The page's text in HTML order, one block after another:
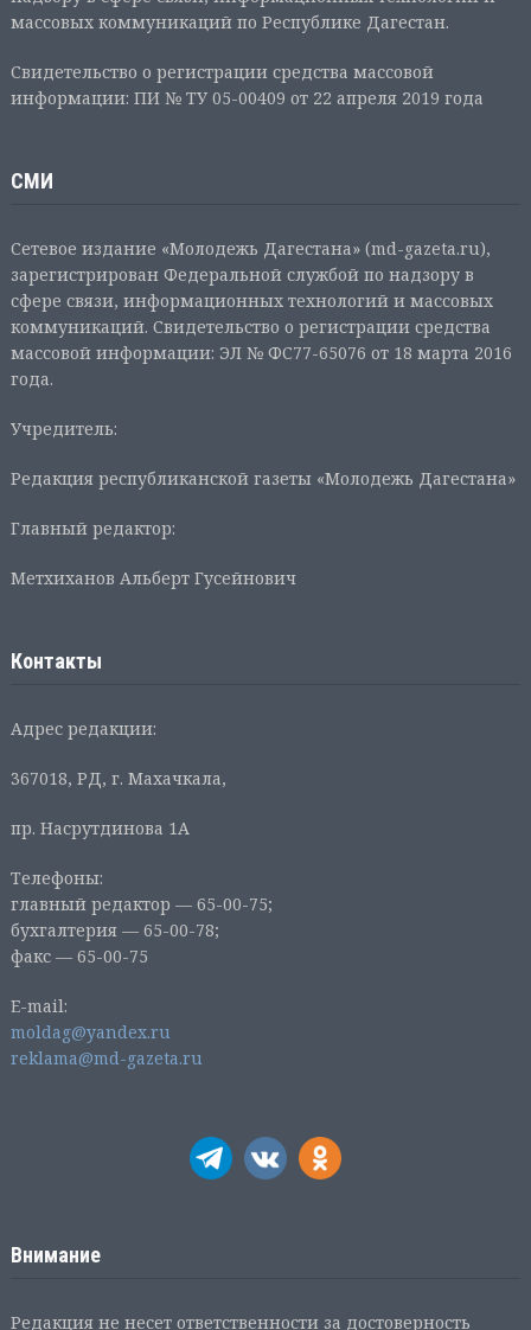
массовых коммуникаций по Республике Дагестан.
Свидетельство о регистрации средства массовой
информации: ПИ № ТУ 05-00409 от 22 апреля 2019 года
СМИ
Сетевое издание «Молодежь Дагестана» (md-gazeta.ru),
зарегистрирован Федеральной службой по надзору в
сфере связи, информационных технологий и массовых
коммуникаций. Свидетельство о регистрации средства
массовой информации: ЭЛ № ФС77-65076 от 18 марта 2016
года.
Учредитель:
Редакция республиканской газеты «Молодежь Дагестана»
Главный редактор:
Метхиханов Альберт Гусейнович
Контакты
Адрес редакции:
367018, РД, г. Махачкала,
пр. Насрутдинова 1А
Телефоны:
главный редактор — 65-00-75;
бухгалтерия — 65-00-78;
факс — 65-00-75
E-mail:
moldag@yandex.ru
reklama@md-gazeta.ru
Внимание
Редакция не несет ответственности за достоверность